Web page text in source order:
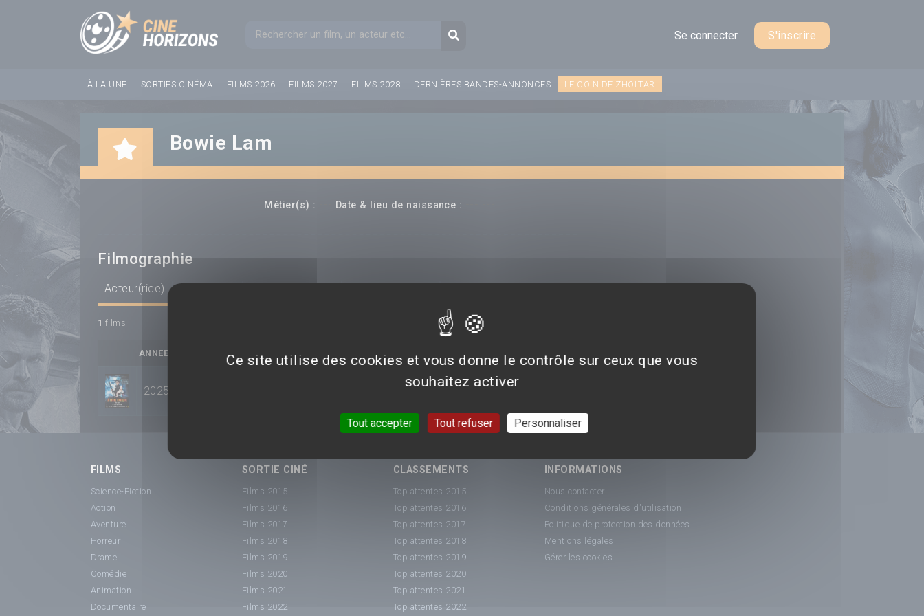
Formulaire de rechercheRecherche
Se connecter S'inscrire
À LA UNE SORTIES CINÉMA FILMS 2026 FILMS 2027 FILMS 2028 DERNIÈRES BANDES-ANNONCES LE COIN DE ZHOLTAR
Bowie Lam
Métier(s) : Date & lieu de naissance :
Filmographie
Acteur(rice)
1 films
ANNEE
2025
FILMS
Science-Fiction
Action
Aventure
Horreur
Drame
Comédie
Animation
Documentaire
SORTIE CINÉ
Films 2015
Films 2016
Films 2017
Films 2018
Films 2019
Films 2020
Films 2021
Films 2022
CLASSEMENTS
Top attentes 2015
Top attentes 2016
Top attentes 2017
Top attentes 2018
Top attentes 2019
Top attentes 2020
Top attentes 2021
Top attentes 2022
INFORMATIONS
Nous contacter
Conditions générales d'utilisation
Politique de protection des données
Mentions légales
Gérer les cookies
Panneau de gestion des cookies
Ce site utilise des cookies et vous donne le contrôle sur ceux que vous
souhaitez activer
Tout accepter Tout refuser Personnaliser